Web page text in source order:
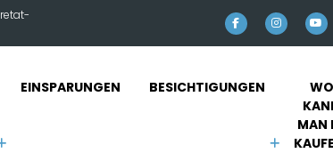
EINSPARUNGEN BESICHTIGUNGEN
WO
MAN